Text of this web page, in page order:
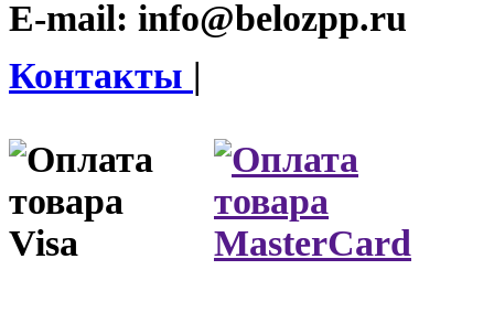
E-mail: info@belozpp.ru
Контакты |